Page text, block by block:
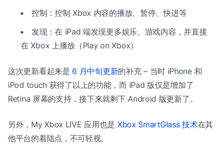
控制：控制 Xbox 内容的播放、暂停、快进等
发现：在 iPad 端发现更多娱乐、游戏内容，并直接
在 Xbox 上播放（Play on Xbox）
这次更新看起来是 6 月中旬更新的补充 – 当时 iPhone 和
iPod touch 获得了以上的功能，而 iPad 版仅是增加了
Retina 屏幕的支持，接下来就剩下 Android 版更新了。
另外，My Xbox LIVE 应用也是 Xbox SmartGlass 技术在其
他平台的着陆点，不可轻视。